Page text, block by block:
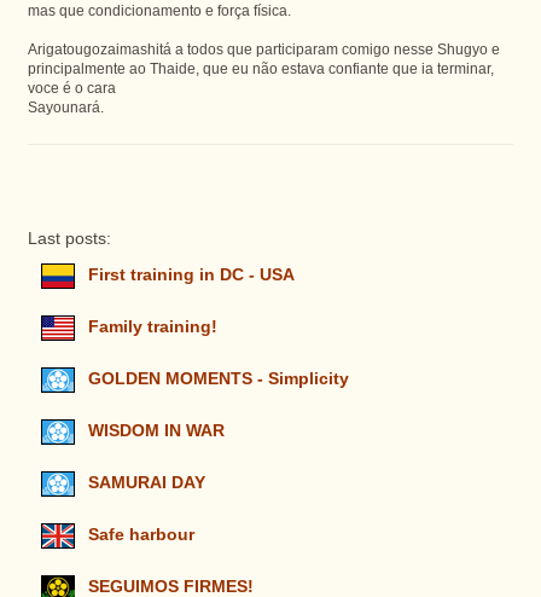
mas que condicionamento e força física.
Arigatougozaimashitá a todos que participaram comigo nesse Shugyo e
principalmente ao Thaide, que eu não estava confiante que ia terminar,
voce é o cara
Sayounará.
Last posts:
First training in DC - USA
Family training!
GOLDEN MOMENTS - Simplicity
WISDOM IN WAR
SAMURAI DAY
Safe harbour
SEGUIMOS FIRMES!